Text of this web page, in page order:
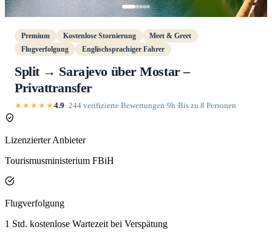
Premium Kostenlose Stornierung
Meet & Greet
Flugverfolgung
Englischsprachiger Fahrer
Split → Sarajevo über Mostar –
Privattransfer
★★★★★4.9· 244 verifizierte Bewertungen·9h·Bis zu 8 Personen
Lizenzierter Anbieter
Tourismusministerium FBiH
Flugverfolgung
1 Std. kostenlose Wartezeit bei Verspätung